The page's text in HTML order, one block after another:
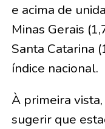
e acima de
Minas Gerais
Santa Catarina
índice nacional.
À primeira
sugerir que